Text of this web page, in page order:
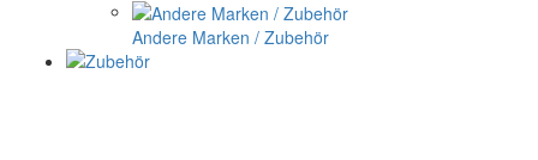
Andere Marken / Zubehör